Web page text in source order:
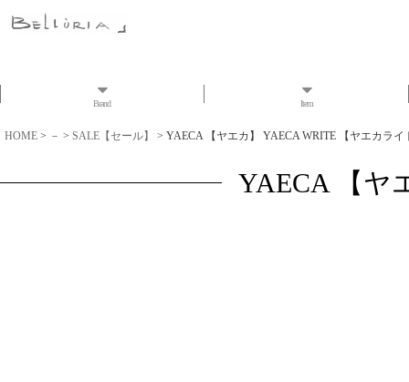
Brand Item
HOME > － > SALE【セール】 > YAECA 【ヤエカ】 YAECA WRITE 【ヤエカライ
YAECA 【ヤ